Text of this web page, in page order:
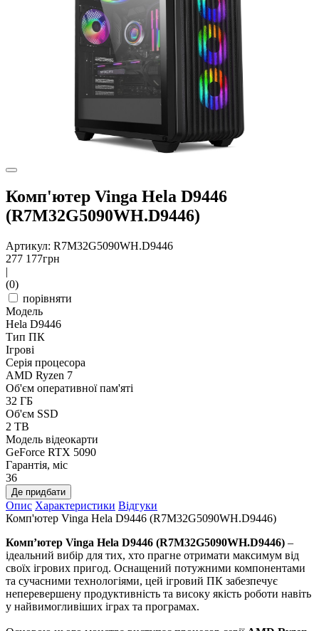
Комп'ютер Vinga Hela D9446
(R7M32G5090WH.D9446)
Артикул: R7M32G5090WH.D9446
277 177грн
|
(0)
порівняти
Модель
Hela D9446
Тип ПК
Ігрові
Серія процесора
AMD Ryzen 7
Об'єм оперативної пам'яті
32 ГБ
Об'єм SSD
2 TB
Модель відеокарти
GeForce RTX 5090
Гарантія, міс
36
Де придбати
Опис Характеристики Відгуки
Комп'ютер Vinga Hela D9446 (R7M32G5090WH.D9446)
Комп’ютер Vinga Hela D9446 (R7M32G5090WH.D9446) –
ідеальний вибір для тих, хто прагне отримати максимум від
своїх ігрових пригод. Оснащений потужними компонентами
та сучасними технологіями, цей ігровий ПК забезпечує
неперевершену продуктивність та високу якість роботи навіть
у найвимогливіших іграх та програмах.